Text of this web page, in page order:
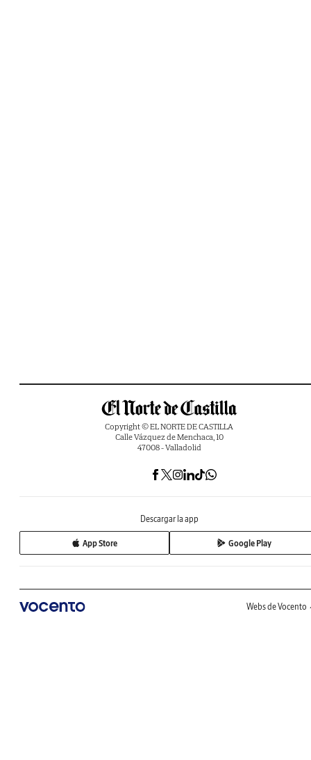
Copyright © EL NORTE DE CASTILLA
Calle Vázquez de Menchaca, 10
47008 - Valladolid
Descargar la app
App Store Google Play
Webs de Vocento